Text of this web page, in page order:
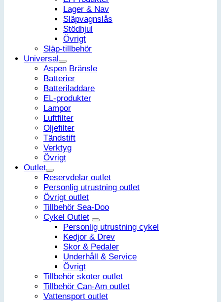
Lager & Nav
Släpvagnslås
Stödhjul
Övrigt
Släp-tillbehör
Universal
Aspen Bränsle
Batterier
Batteriladdare
EL-produkter
Lampor
Luftfilter
Oljefilter
Tändstift
Verktyg
Övrigt
Outlet
Reservdelar outlet
Personlig utrustning outlet
Övrigt outlet
Tillbehör Sea-Doo
Cykel Outlet
Personlig utrustning cykel
Kedjor & Drev
Skor & Pedaler
Underhåll & Service
Övrigt
Tillbehör skoter outlet
Tillbehör Can-Am outlet
Vattensport outlet